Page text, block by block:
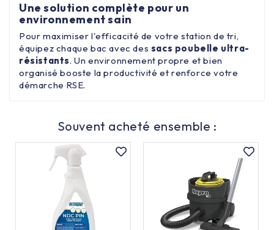
Une solution complète pour un
environnement sain
Pour maximiser l'efficacité de votre station de tri,
équipez chaque bac avec des sacs poubelle ultra-
résistants. Un environnement propre et bien
organisé booste la productivité et renforce votre
démarche RSE.
Souvent acheté ensemble :